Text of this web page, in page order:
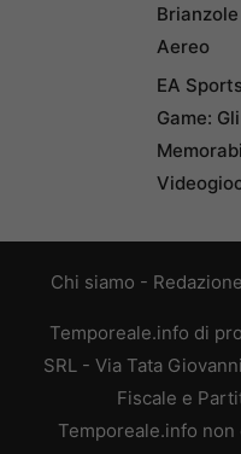
Aereo
EA
Game:
Chi siamo - Redazione
Temporeale.info di
SRL - Via Tata
Fiscale e
Temporeale.info